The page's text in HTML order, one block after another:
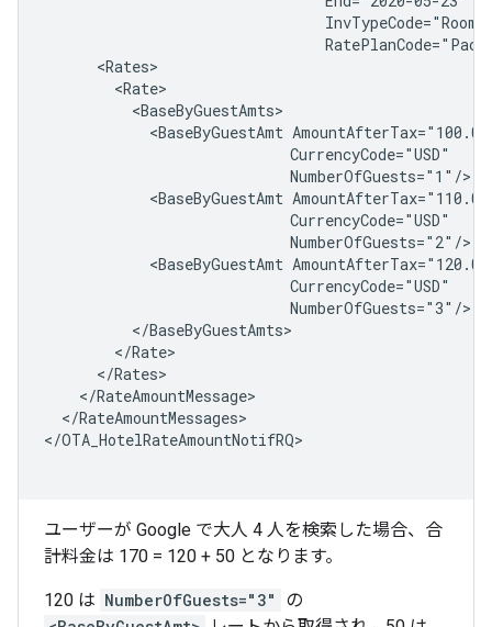
<BaseByGuestAmt
<BaseByGuestAmt
<BaseByGuestAmt
</RateAmountMessages>
</OTA_HotelRateAmountNotifRQ>
ユーザーが Google で大人 4 人を検索した場合、合
計料金は 170 = 120 + 50 となります。
120 は NumberOfGuests="3"
の